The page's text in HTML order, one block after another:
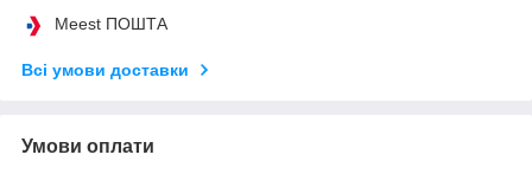
Meest ПОШТА
Всі умови доставки
Умови оплати